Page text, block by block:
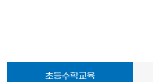
초등수학교육